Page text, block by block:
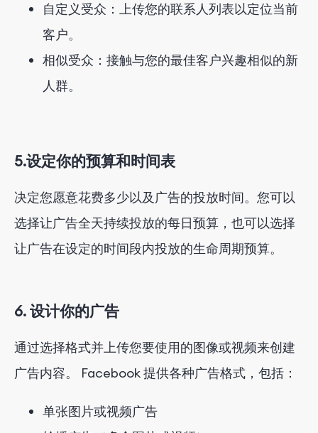
自定义受众：上传您的联系人列表以定位当前
客户。
相似受众：接触与您的最佳客户兴趣相似的新
人群。
5.设定你的预算和时间表
决定您愿意花费多少以及广告的投放时间。您可以
选择让广告全天持续投放的每日预算，也可以选择
让广告在设定的时间段内投放的生命周期预算。
6. 设计你的广告
通过选择格式并上传您要使用的图像或视频来创建
广告内容。 Facebook 提供各种广告格式，包括：
单张图片或视频广告